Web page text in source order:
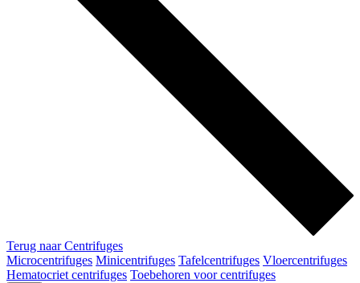
Terug naar Centrifuges
Microcentrifuges Minicentrifuges Tafelcentrifuges Vloercentrifuges
Hematocriet centrifuges Toebehoren voor centrifuges